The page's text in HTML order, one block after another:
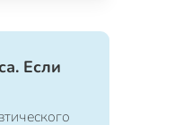
Если